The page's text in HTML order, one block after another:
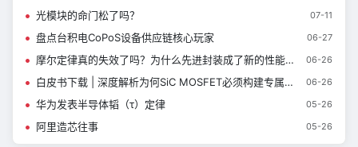
光模块的命门松了吗？ 07-11
盘点台积电CoPoS设备供应链核心玩家 06-27
摩尔定律真的失效了吗？为什么先进封装成了新的性能杠杆？ 06-26
白皮书下载 | 深度解析为何SiC MOSFET必须构建专属可靠性验证方法？ 06-26
华为发表半导体韬（τ）定律 05-26
阿里造芯往事 05-26